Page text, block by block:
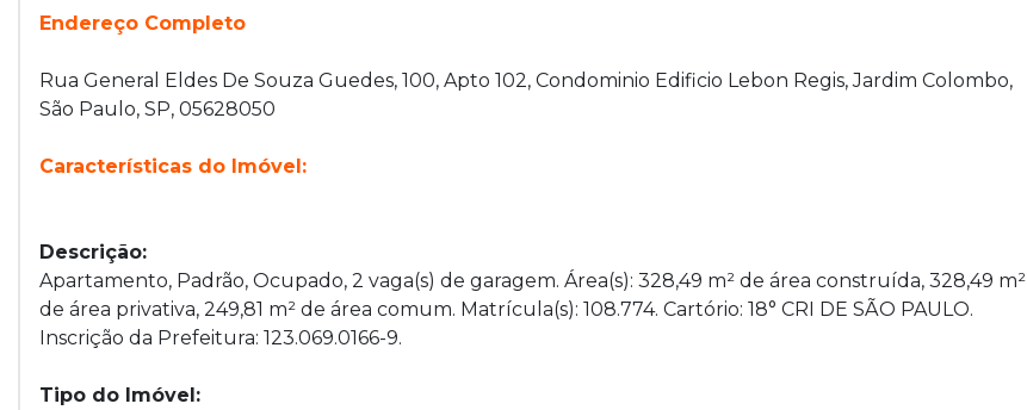
Endereço Completo
Rua General Eldes De Souza Guedes, 100, Apto 102, Condominio Edificio Lebon Regis, Jardim Colombo,
São Paulo, SP, 05628050
Características do Imóvel:
Descrição:
Apartamento, Padrão, Ocupado, 2 vaga(s) de garagem. Área(s): 328,49 m² de área construída, 328,49 m²
de área privativa, 249,81 m² de área comum. Matrícula(s): 108.774. Cartório: 18° CRI DE SÃO PAULO.
Inscrição da Prefeitura: 123.069.0166-9.
Tipo do Imóvel: